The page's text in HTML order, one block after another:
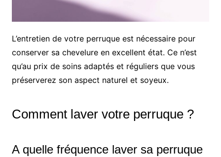
L’entretien de votre perruque est nécessaire pour
conserver sa chevelure en excellent état. Ce n’est
qu’au prix de soins adaptés et réguliers que vous
préserverez son aspect naturel et soyeux.
Comment laver votre perruque ?
A quelle fréquence laver sa perruque